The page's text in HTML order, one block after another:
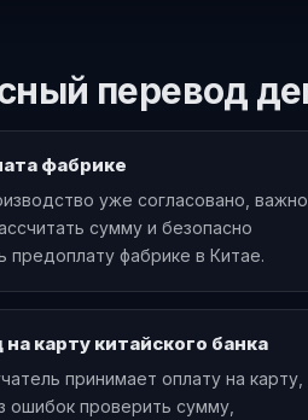
перевод
фабрике
уже согласовано, важно
сумму и безопасно
предоплату фабрике в Китае.
карту китайского банка
принимает оплату на карту,
ошибок проверить сумму,